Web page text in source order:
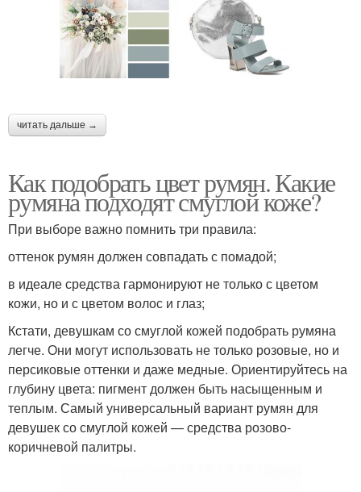
читать дальше →
Как подобрать цвет румян. Какие
румяна подходят смуглой коже?
При выборе важно помнить три правила:
оттенок румян должен совпадать с помадой;
в идеале средства гармонируют не только с цветом
кожи, но и с цветом волос и глаз;
Кстати, девушкам со смуглой кожей подобрать румяна
легче. Они могут использовать не только розовые, но и
персиковые оттенки и даже медные. Ориентируйтесь на
глубину цвета: пигмент должен быть насыщенным и
теплым. Самый универсальный вариант румян для
девушек со смуглой кожей — средства розово-
коричневой палитры.